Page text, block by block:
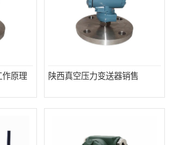
作原理 陕西真空压力变送器销售